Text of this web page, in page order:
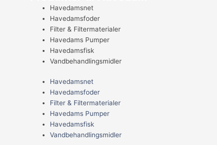
Havedamsnet
Havedamsfoder
Filter & Filtermaterialer
Havedams Pumper
Havedamsfisk
Vandbehandlingsmidler
Havedamsnet
Havedamsfoder
Filter & Filtermaterialer
Havedams Pumper
Havedamsfisk
Vandbehandlingsmidler